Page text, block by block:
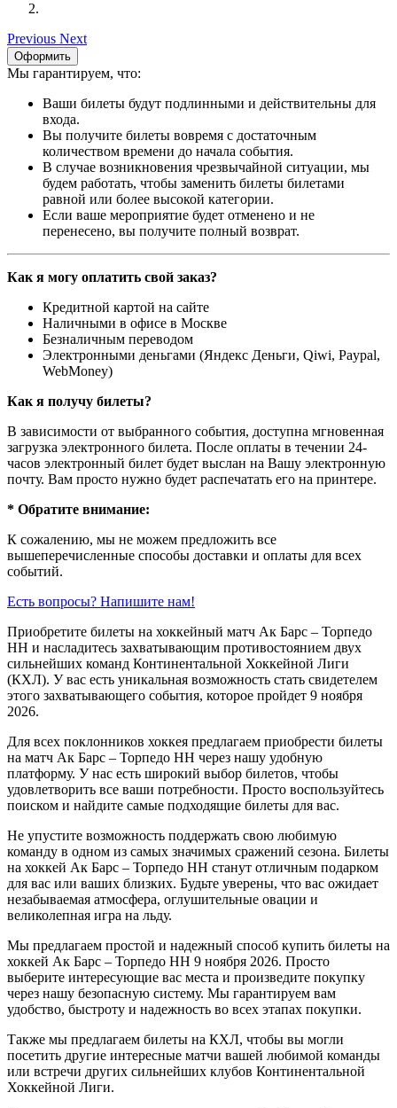
Previous Next
Оформить
Мы гарантируем, что:
Ваши билеты будут подлинными и действительны для
входа.
Вы получите билеты вовремя с достаточным
количеством времени до начала события.
В случае возникновения чрезвычайной ситуации, мы
будем работать, чтобы заменить билеты билетами
равной или более высокой категории.
Если ваше мероприятие будет отменено и не
перенесено, вы получите полный возврат.
Как я могу оплатить свой заказ?
Кредитной картой на сайте
Наличными в офисе в Москве
Безналичным переводом
Электронными деньгами (Яндекс Деньги, Qiwi, Paypal,
WebMoney)
Как я получу билеты?
В зависимости от выбранного события, доступна мгновенная
загрузка электронного билета. После оплаты в течении 24-
часов электронный билет будет выслан на Вашу электронную
почту. Вам просто нужно будет распечатать его на принтере.
* Обратите внимание:
К сожалению, мы не можем предложить все
вышеперечисленные способы доставки и оплаты для всех
событий.
Есть вопросы? Напишите нам!
Приобретите билеты на хоккейный матч Ак Барс – Торпедо
НН и насладитесь захватывающим противостоянием двух
сильнейших команд Континентальной Хоккейной Лиги
(КХЛ). У вас есть уникальная возможность стать свидетелем
этого захватывающего события, которое пройдет 9 ноября
2026.
Для всех поклонников хоккея предлагаем приобрести билеты
на матч Ак Барс – Торпедо НН через нашу удобную
платформу. У нас есть широкий выбор билетов, чтобы
удовлетворить все ваши потребности. Просто воспользуйтесь
поиском и найдите самые подходящие билеты для вас.
Не упустите возможность поддержать свою любимую
команду в одном из самых значимых сражений сезона. Билеты
на хоккей Ак Барс – Торпедо НН станут отличным подарком
для вас или ваших близких. Будьте уверены, что вас ожидает
незабываемая атмосфера, оглушительные овации и
великолепная игра на льду.
Мы предлагаем простой и надежный способ купить билеты на
хоккей Ак Барс – Торпедо НН 9 ноября 2026. Просто
выберите интересующие вас места и произведите покупку
через нашу безопасную систему. Мы гарантируем вам
удобство, быстроту и надежность во всех этапах покупки.
Также мы предлагаем билеты на КХЛ, чтобы вы могли
посетить другие интересные матчи вашей любимой команды
или встречи других сильнейших клубов Континентальной
Хоккейной Лиги.